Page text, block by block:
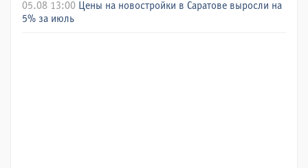
05.08 13:00 Цены на новостройки в Саратове выросли на
5% за июль